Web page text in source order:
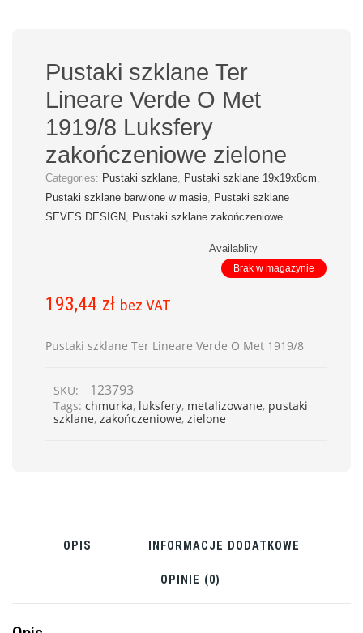
Pustaki szklane Ter
Lineare Verde O Met
1919/8 Luksfery
zakończeniowe zielone
Categories: Pustaki szklane Pustaki szklane 19x19x8cm
Pustaki szklane barwione w masie
Pustaki szklane
SEVES DESIGN
Pustaki szklane zakończeniowe
Availablity
Brak w magazynie
193,44 zł bez VAT
Pustaki szklane Ter Lineare Verde O Met 1919/8
SKU: 123793
Tags: chmurka, luksfery, metalizowane, pustaki
szklane, zakończeniowe, zielone
OPIS INFORMACJE DODATKOWE
OPINIE (0)